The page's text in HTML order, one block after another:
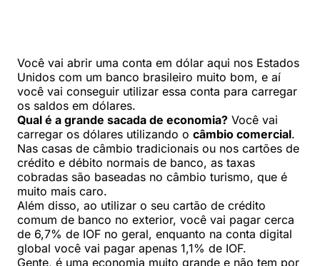
Você vai abrir uma conta em dólar aqui nos Estados
Unidos com um banco brasileiro muito bom, e aí
você vai conseguir utilizar essa conta para carregar
os saldos em dólares.
Qual é a grande sacada de economia? Você vai
carregar os dólares utilizando o câmbio comercial.
Nas casas de câmbio tradicionais ou nos cartões de
crédito e débito normais de banco, as taxas
cobradas são baseadas no câmbio turismo, que é
muito mais caro.
Além disso, ao utilizar o seu cartão de crédito
comum de banco no exterior, você vai pagar cerca
de 6,7% de IOF no geral, enquanto na conta digital
global você vai pagar apenas 1,1% de IOF.
Gente, é uma economia muito grande e não tem por